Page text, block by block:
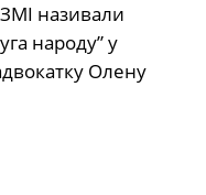
називали
народу” у
Олену